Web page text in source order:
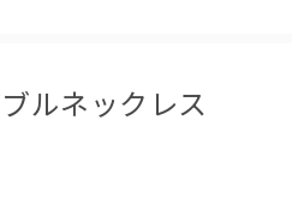
ルネックレス